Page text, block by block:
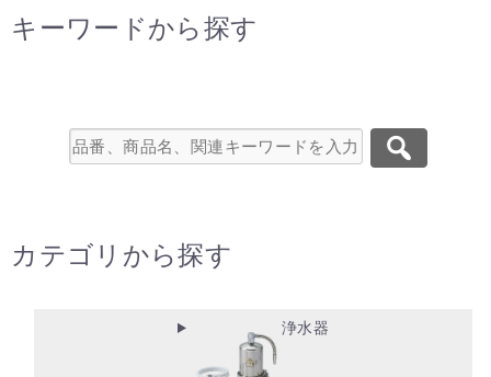
キーワードから探す
カテゴリから探す
浄水器